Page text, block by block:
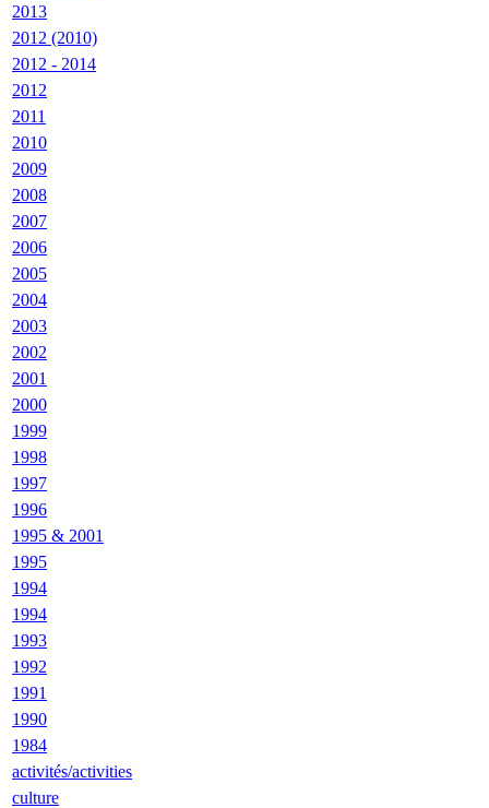
2013
2012 (2010)
2012 - 2014
2012
2011
2010
2009
2008
2007
2006
2005
2004
2003
2002
2001
2000
1999
1998
1997
1996
1995 & 2001
1995
1994
1994
1993
1992
1991
1990
1984
activités/activities
culture